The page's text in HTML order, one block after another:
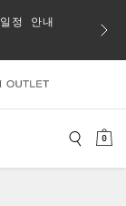
정 안내
일부
0